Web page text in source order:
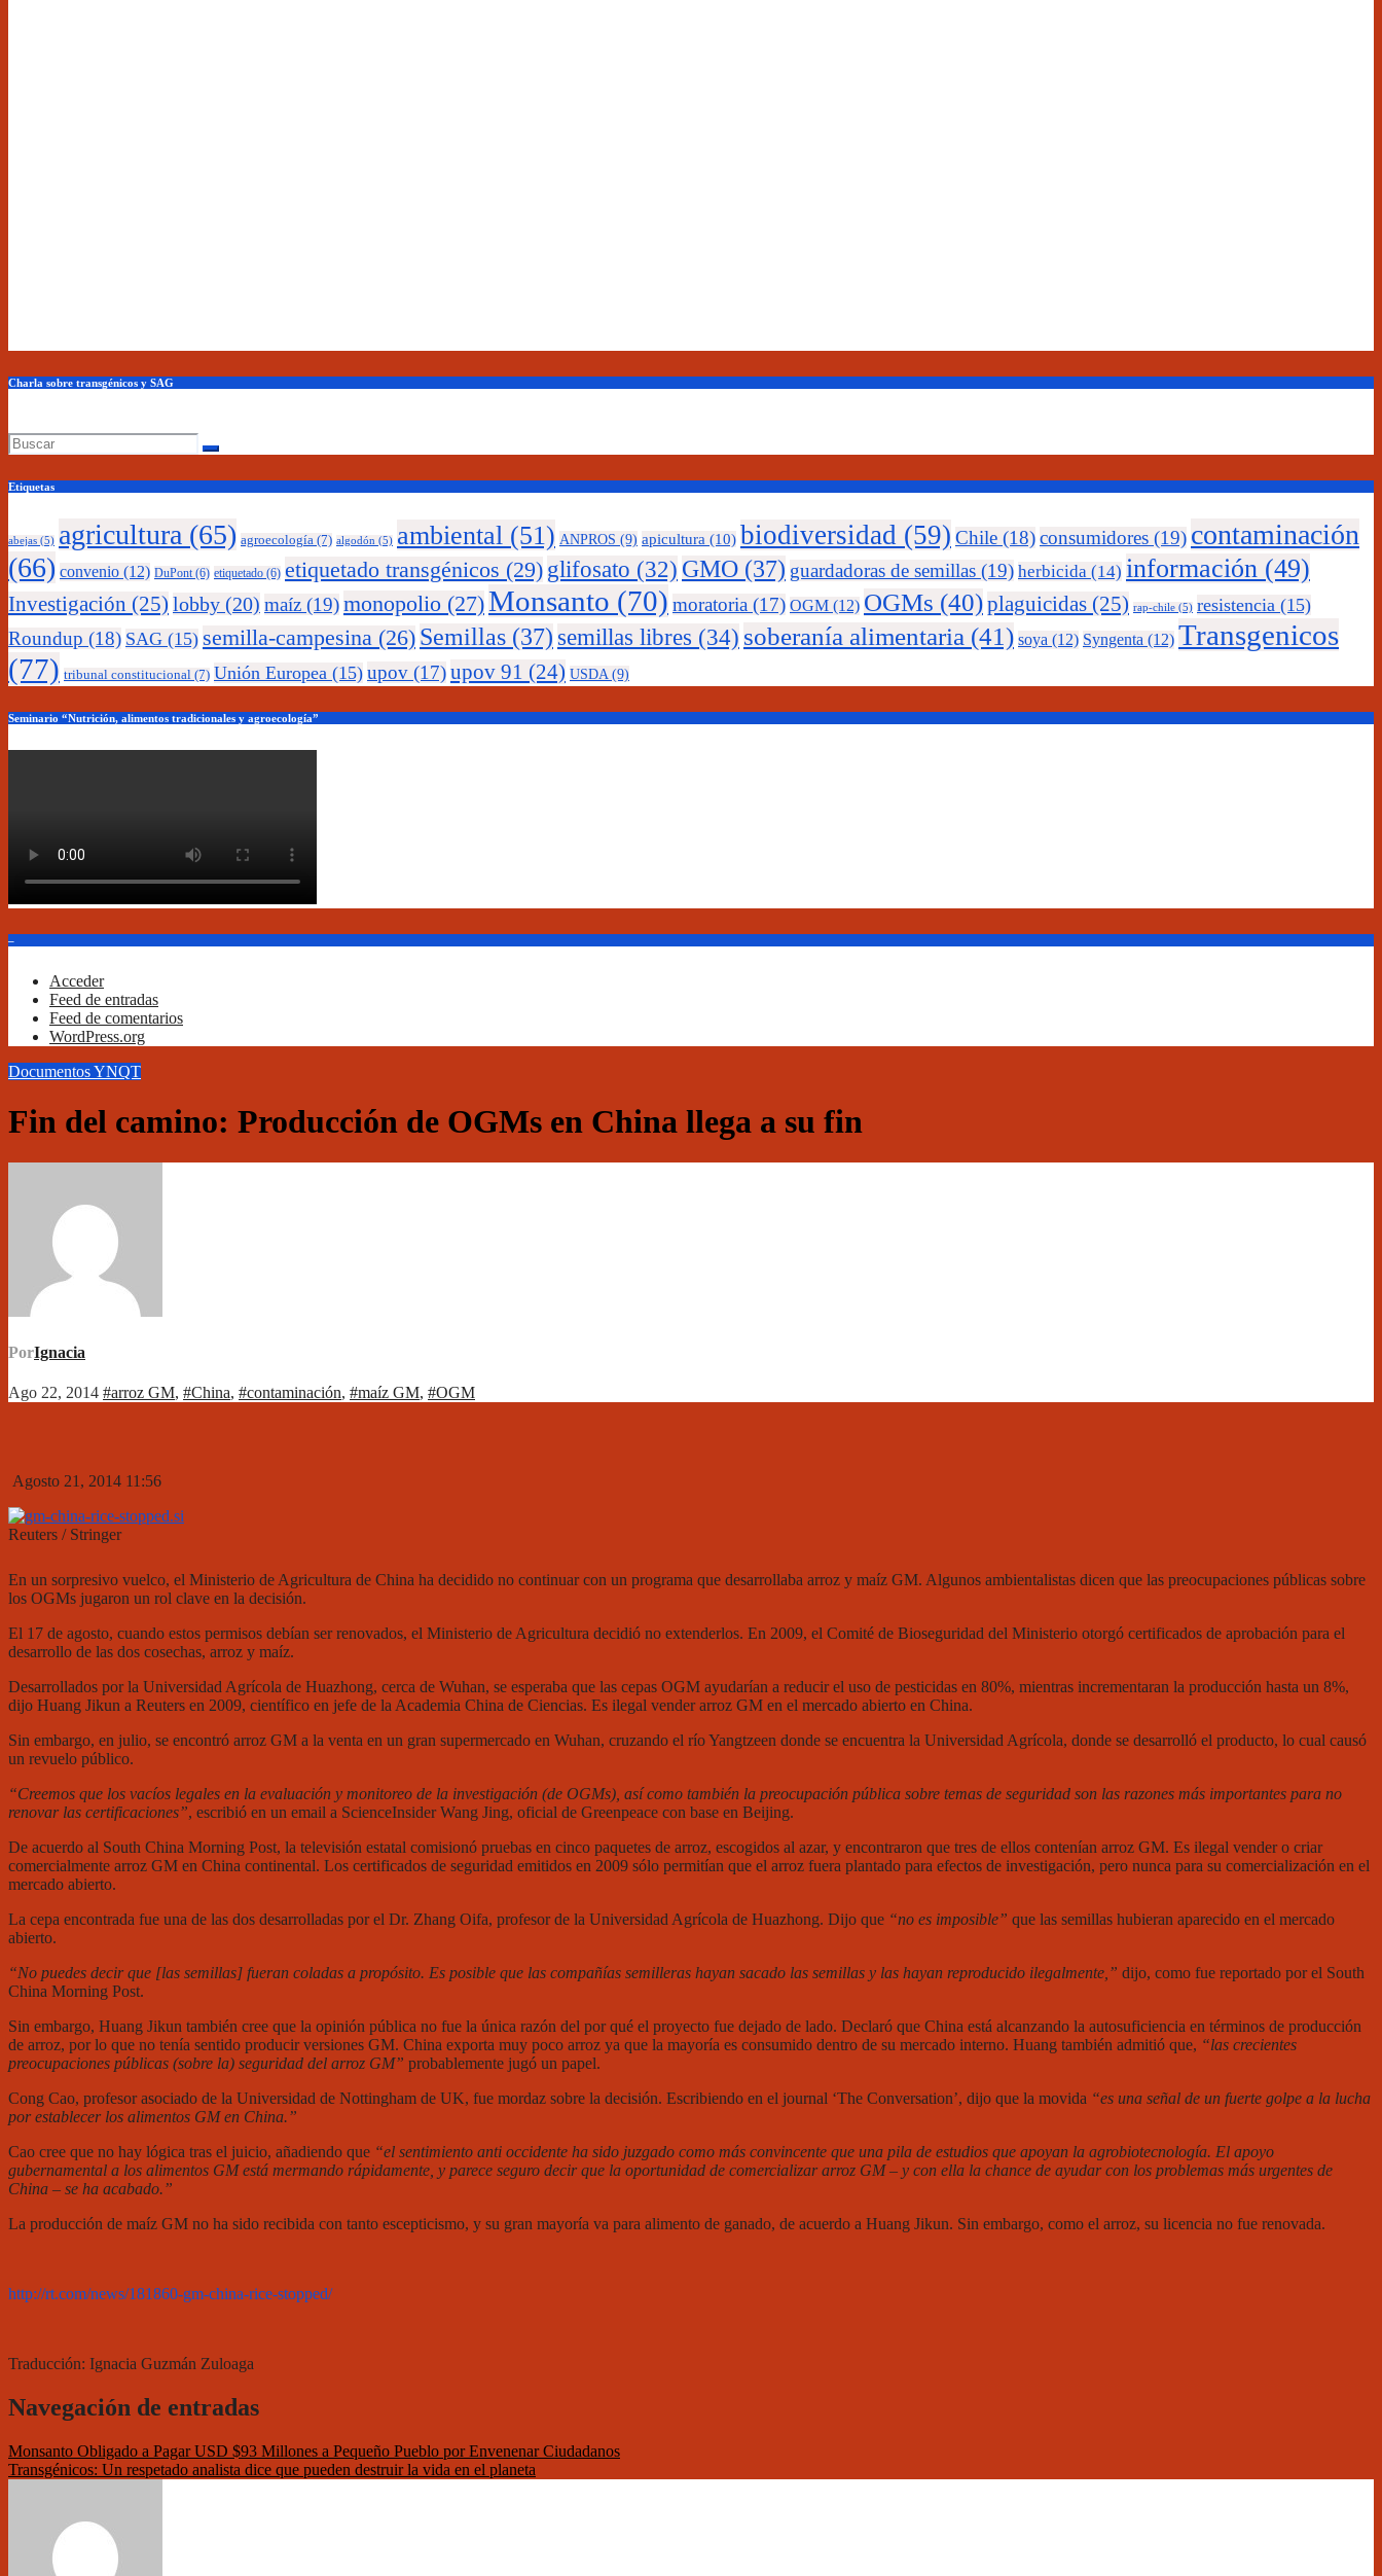
Charla sobre transgénicos y SAG
Etiquetas
abejas (5) agricultura (65) agroecología (7) algodón (5) ambiental (51) ANPROS (9) apicultura (10) biodiversidad (59) Chile (18)consumidores (19) contaminación
(66) convenio (12) DuPont (6) etiquetado (6) etiquetado transgénicos (29) glifosato (32) GMO (37) guardadoras de semillas (19) herbicida (14) información (49)
Investigación (25) lobby (20) maíz (19)monopolio (27)Monsanto (70) moratoria (17) OGM (12) OGMs (40)plaguicidas (25) rap-chile (5) resistencia (15)
Roundup (18) SAG (15) semilla-campesina (26) Semillas (37) semillas libres (34) soberanía alimentaria (41) soya (12) Syngenta (12) Transgenicos
(77) tribunal constitucional (7) Unión Europea (15) upov (17)upov 91 (24) USDA (9)
Seminario “Nutrición, alimentos tradicionales y agroecología”
–
Acceder
Feed de entradas
Feed de comentarios
WordPress.org
DocumentosYNQT
Fin del camino: Producción de OGMs en China llega a su fin
PorIgnacia
Ago 22, 2014 #arroz GM, #China, #contaminación, #maíz GM, #OGM
Agosto 21, 2014 11:56
Reuters / Stringer
En un sorpresivo vuelco, el Ministerio de Agricultura de China ha decidido no continuar con un programa que desarrollaba arroz y maíz GM. Algunos ambientalistas dicen que las preocupaciones públicas sobre
los OGMs jugaron un rol clave en la decisión.
El 17 de agosto, cuando estos permisos debían ser renovados, el Ministerio de Agricultura decidió no extenderlos. En 2009, el Comité de Bioseguridad del Ministerio otorgó certificados de aprobación para el
desarrollo de las dos cosechas, arroz y maíz.
Desarrollados por la Universidad Agrícola de Huazhong, cerca de Wuhan, se esperaba que las cepas OGM ayudarían a reducir el uso de pesticidas en 80%, mientras incrementaran la producción hasta un 8%,
dijo Huang Jikun a Reuters en 2009, científico en jefe de la Academia China de Ciencias. Es ilegal vender arroz GM en el mercado abierto en China.
Sin embargo, en julio, se encontró arroz GM a la venta en un gran supermercado en Wuhan, cruzando el río Yangtzeen donde se encuentra la Universidad Agrícola, donde se desarrolló el producto, lo cual causó
un revuelo público.
“Creemos que los vacíos legales en la evaluación y monitoreo de la investigación (de OGMs), así como también la preocupación pública sobre temas de seguridad son las razones más importantes para no
renovar las certificaciones”, escribió en un email a ScienceInsider Wang Jing, oficial de Greenpeace con base en Beijing.
De acuerdo al South China Morning Post, la televisión estatal comisionó pruebas en cinco paquetes de arroz, escogidos al azar, y encontraron que tres de ellos contenían arroz GM. Es ilegal vender o criar
comercialmente arroz GM en China continental. Los certificados de seguridad emitidos en 2009 sólo permitían que el arroz fuera plantado para efectos de investigación, pero nunca para su comercialización en el
mercado abierto.
La cepa encontrada fue una de las dos desarrolladas por el Dr. Zhang Oifa, profesor de la Universidad Agrícola de Huazhong. Dijo que “no es imposible” que las semillas hubieran aparecido en el mercado
abierto.
“No puedes decir que [las semillas] fueran coladas a propósito. Es posible que las compañías semilleras hayan sacado las semillas y las hayan reproducido ilegalmente,” dijo, como fue reportado por el South
China Morning Post.
Sin embargo, Huang Jikun también cree que la opinión pública no fue la única razón del por qué el proyecto fue dejado de lado. Declaró que China está alcanzando la autosuficiencia en términos de producción
de arroz, por lo que no tenía sentido producir versiones GM. China exporta muy poco arroz ya que la mayoría es consumido dentro de su mercado interno. Huang también admitió que, “las crecientes
preocupaciones públicas (sobre la) seguridad del arroz GM” probablemente jugó un papel.
Cong Cao, profesor asociado de la Universidad de Nottingham de UK, fue mordaz sobre la decisión. Escribiendo en el journal ‘The Conversation’, dijo que la movida “es una señal de un fuerte golpe a la lucha
por establecer los alimentos GM en China.”
Cao cree que no hay lógica tras el juicio, añadiendo que “el sentimiento anti occidente ha sido juzgado como más convincente que una pila de estudios que apoyan la agrobiotecnología. El apoyo
gubernamental a los alimentos GM está mermando rápidamente, y parece seguro decir que la oportunidad de comercializar arroz GM – y con ella la chance de ayudar con los problemas más urgentes de
China – se ha acabado.”
La producción de maíz GM no ha sido recibida con tanto escepticismo, y su gran mayoría va para alimento de ganado, de acuerdo a Huang Jikun. Sin embargo, como el arroz, su licencia no fue renovada.
http://rt.com/news/181860-gm-china-rice-stopped/
Traducción: Ignacia Guzmán Zuloaga
Navegación de entradas
Monsanto Obligado a Pagar USD $93 Millones a Pequeño Pueblo por Envenenar Ciudadanos
Transgénicos: Un respetado analista dice que pueden destruir la vida en el planeta